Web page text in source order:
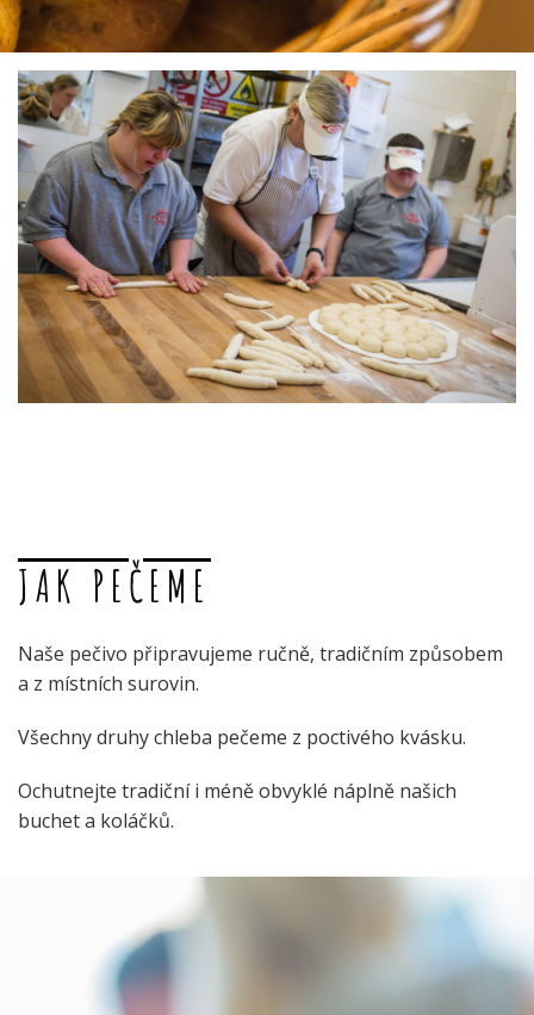
JAK PEČEME
Naše pečivo připravujeme ručně, tradičním způsobem
a z místních surovin.
Všechny druhy chleba pečeme z poctivého kvásku.
Ochutnejte tradiční i méně obvyklé náplně našich
buchet a koláčků.